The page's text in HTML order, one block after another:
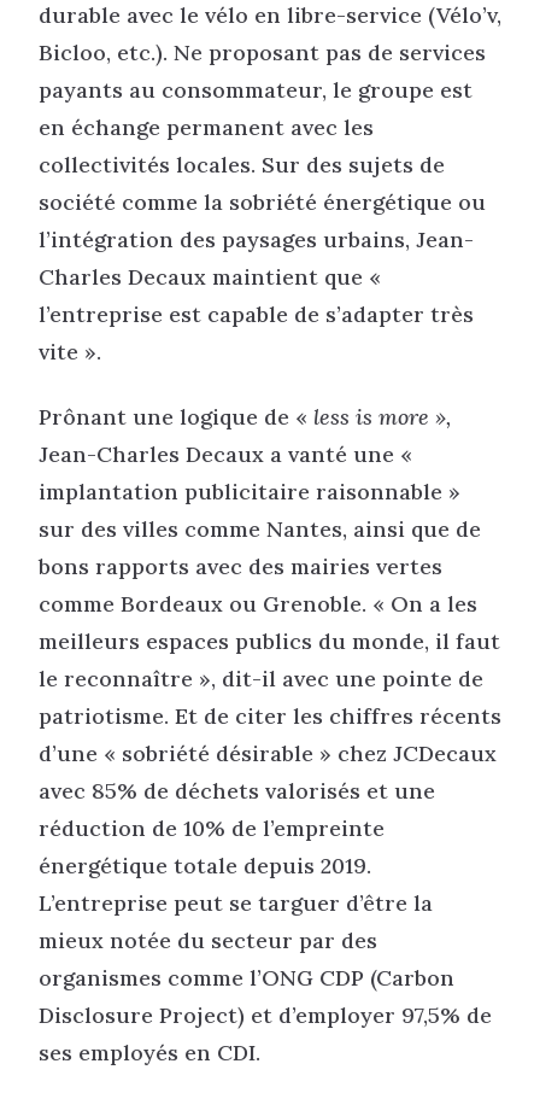
durable avec le vélo en libre-service (Vélo’v,
Bicloo, etc.). Ne proposant pas de services
payants au consommateur, le groupe est
en échange permanent avec les
collectivités locales. Sur des sujets de
société comme la sobriété énergétique ou
l’intégration des paysages urbains, Jean-
Charles Decaux maintient que «
l’entreprise est capable de s’adapter très
vite ».
Prônant une logique de « less is more »,
Jean-Charles Decaux a vanté une «
implantation publicitaire raisonnable »
sur des villes comme Nantes, ainsi que de
bons rapports avec des mairies vertes
comme Bordeaux ou Grenoble. « On a les
meilleurs espaces publics du monde, il faut
le reconnaître », dit-il avec une pointe de
patriotisme. Et de citer les chiffres récents
d’une « sobriété désirable » chez JCDecaux
avec 85% de déchets valorisés et une
réduction de 10% de l’empreinte
énergétique totale depuis 2019.
L’entreprise peut se targuer d’être la
mieux notée du secteur par des
organismes comme l’ONG CDP (Carbon
Disclosure Project) et d’employer 97,5% de
ses employés en CDI.